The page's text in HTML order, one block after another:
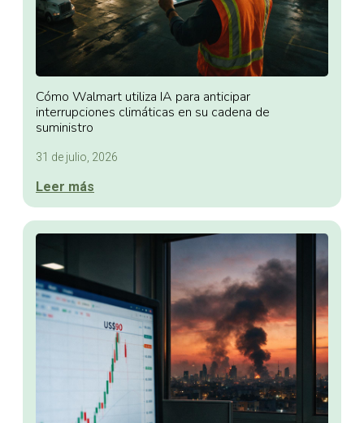
Cómo Walmart utiliza IA para anticipar
interrupciones climáticas en su cadena de
suministro
31 de julio, 2026
Leer más